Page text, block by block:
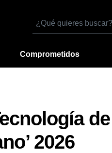
Buscar
Comprometidos
de
2026